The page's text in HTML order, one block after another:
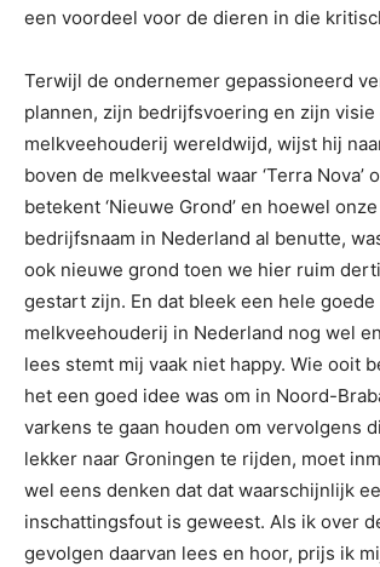
een voordeel voor de dieren in die
Terwijl de ondernemer gepassioneerd
plannen, zijn bedrijfsvoering en zijn visie
melkveehouderij wereldwijd, wijst hij
boven de melkveestal waar ‘Terra Nova’
betekent ‘Nieuwe Grond’ en hoewel
bedrijfsnaam in Nederland al benutte,
ook nieuwe grond toen we hier ruim
gestart zijn. En dat bleek een hele goede
melkveehouderij in Nederland nog wel
lees stemt mij vaak niet happy. Wie ooit
het een goed idee was om in Noord-
varkens te gaan houden om vervolgens
lekker naar Groningen te rijden, moet
wel eens denken dat dat waarschijnlijk
inschattingsfout is geweest. Als ik over
gevolgen daarvan lees en hoor, prijs ik